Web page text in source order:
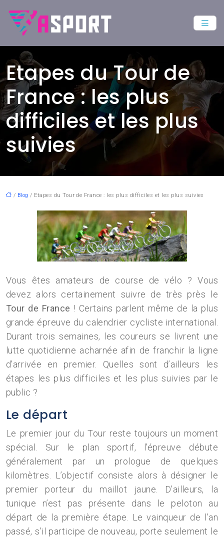
Etapes du Tour de
France : les plus
difficiles et les plus
suivies
/ Blog / Etapes du Tour de France : les plus difficiles et les plus suivies
Vous êtes amateurs de course de vélo ? Vous
devez alors certainement suivre de très près le
Tour de France ! Certains parlent même de la plus
grande épreuve du calendrier cycliste international.
Durant trois semaines, les coureurs se livrent une
lutte quotidienne acharnée afin de franchir la ligne
d’arrivée en premier. Quelles sont d’ailleurs les
étapes les plus difficiles et les plus suivies par le
public ?
Le départ
Le premier jour du Tour reste toujours un moment
spécial. Sur le plan sportif, l’épreuve débute
généralement par un prologue de quelques
kilomètres. L’objectif consiste alors à désigner le
premier porteur du maillot jaune. D’ailleurs, la
tunique n’est pas présente dans le peloton au
départ de la première étape. Le vainqueur de l’an
passé, s’il participe de nouveau, porte seulement le